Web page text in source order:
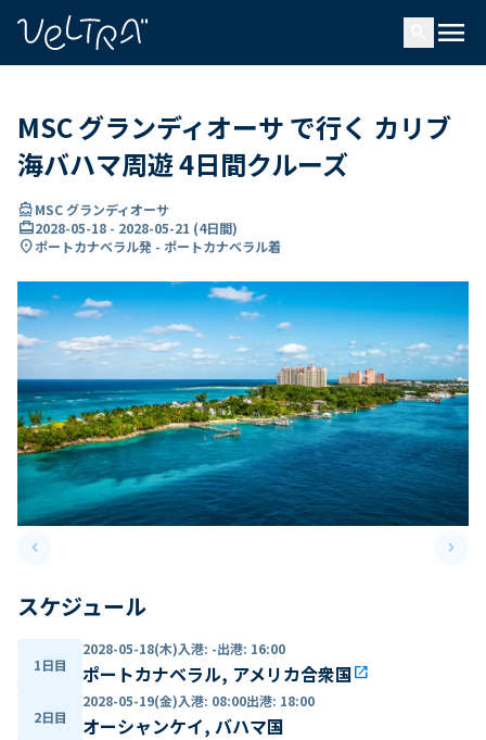
menu
MSC グランディオーサ で行く カリブ
海バハマ周遊 4日間クルーズ
directions_boatMSC グランディオーサ
card_travel2028-05-18 - 2028-05-21 (4日間)
location_onポートカナベラル発 - ポートカナベラル着
keyboard_arrow_leftPrevious slide keyboard_arrow_right
スケジュール
1日目
2028-05-18(木)入港: -出港: 16:00
ポートカナベラル, アメリカ合衆国open_in_new
2日目
2028-05-19(金)入港: 08:00出港: 18:00
オーシャンケイ, バハマ国